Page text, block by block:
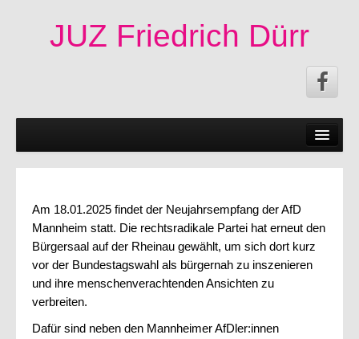
JUZ Friedrich Dürr
50 Jahre JUZ!
Fachschaften|Mitmachen
Angebote
Veröffentlichungen
Infos
Am 18.01.2025 findet der Neujahrsempfang der AfD
Mannheim statt. Die rechtsradikale Partei hat erneut den
Bürgersaal auf der Rheinau gewählt, um sich dort kurz
vor der Bundestagswahl als bürgernah zu inszenieren
und ihre menschenverachtenden Ansichten zu
verbreiten.
Dafür sind neben den Mannheimer AfDler:innen